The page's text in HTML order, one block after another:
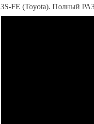
3S-FE (Toyota). Полный